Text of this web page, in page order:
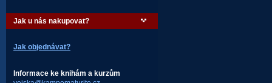
Jak u nás nakupovat?
Jak objednávat?
Informace ke knihám a kurzům